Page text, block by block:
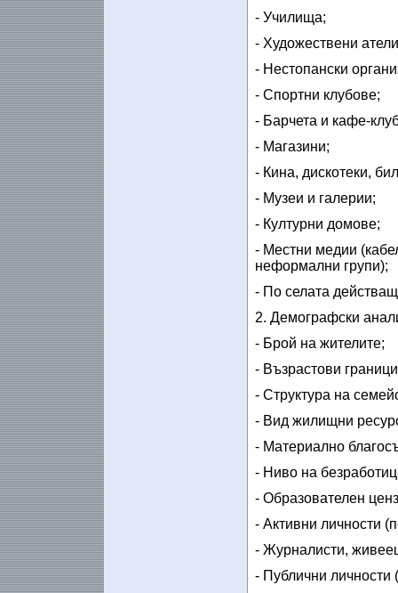
- Училища;
- Художествени
- Нестопански
- Спортни клубове;
- Барчета и кафе-
- Магазини;
- Кина, дискотеки,
- Музеи и галерии;
- Културни домове;
- Местни медии
неформални групи);
- По селата
2. Демографски
- Брой на жителите;
- Възрастови
- Структура на
- Вид жилищни
- Материално
- Ниво на
- Образователен
- Активни личности
- Журналисти,
- Публични личности